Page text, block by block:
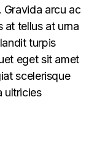
Gravida arcu ac
at tellus at urna
turpis
eget sit amet
scelerisque
ultricies